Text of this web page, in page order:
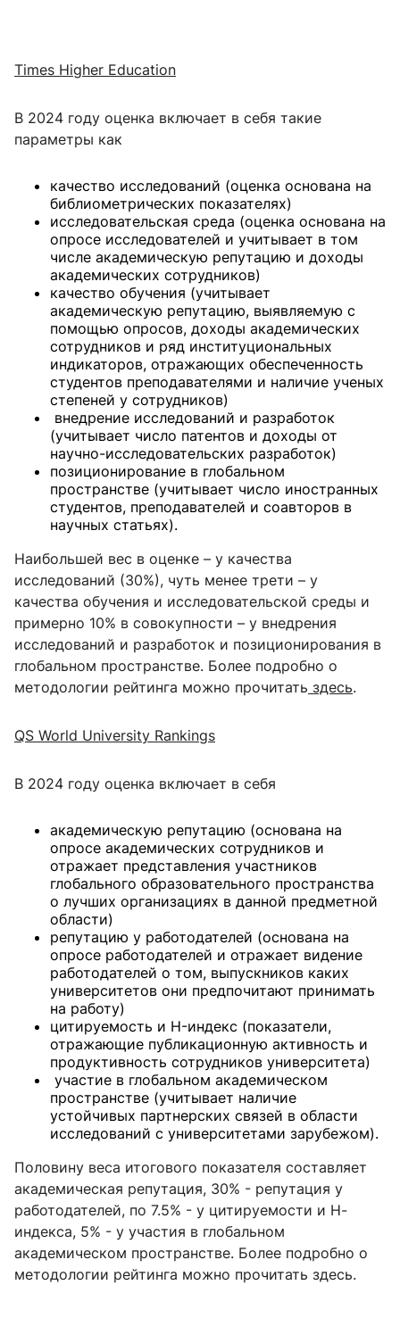
Times Higher Education
В 2024 году оценка включает в себя такие
параметры как
качество исследований (оценка основана на
библиометрических показателях)
исследовательская среда (оценка основана на
опросе исследователей и учитывает в том
числе академическую репутацию и доходы
академических сотрудников)
качество обучения (учитывает
академическую репутацию, выявляемую с
помощью опросов, доходы академических
сотрудников и ряд институциональных
индикаторов, отражающих обеспеченность
студентов преподавателями и наличие ученых
степеней у сотрудников)
внедрение исследований и разработок
(учитывает число патентов и доходы от
научно-исследовательских разработок)
позиционирование в глобальном
пространстве (учитывает число иностранных
студентов, преподавателей и соавторов в
научных статьях).
Наибольшей вес в оценке – у качества
исследований (30%), чуть менее трети – у
качества обучения и исследовательской среды и
примерно 10% в совокупности – у внедрения
исследований и разработок и позиционирования в
глобальном пространстве. Более подробно о
методологии рейтинга можно прочитать здесь.
QS World University Rankings
В 2024 году оценка включает в себя
академическую репутацию (основана на
опросе академических сотрудников и
отражает представления участников
глобального образовательного пространства
о лучших организациях в данной предметной
области)
репутацию у работодателей (основана на
опросе работодателей и отражает видение
работодателей о том, выпускников каких
университетов они предпочитают принимать
на работу)
цитируемость и H-индекс (показатели,
отражающие публикационную активность и
продуктивность сотрудников университета)
участие в глобальном академическом
пространстве (учитывает наличие
устойчивых партнерских связей в области
исследований с университетами зарубежом).
Половину веса итогового показателя составляет
академическая репутация, 30% - репутация у
работодателей, по 7.5% - у цитируемости и Н-
индекса, 5% - у участия в глобальном
академическом пространстве. Более подробно о
методологии рейтинга можно прочитать здесь.